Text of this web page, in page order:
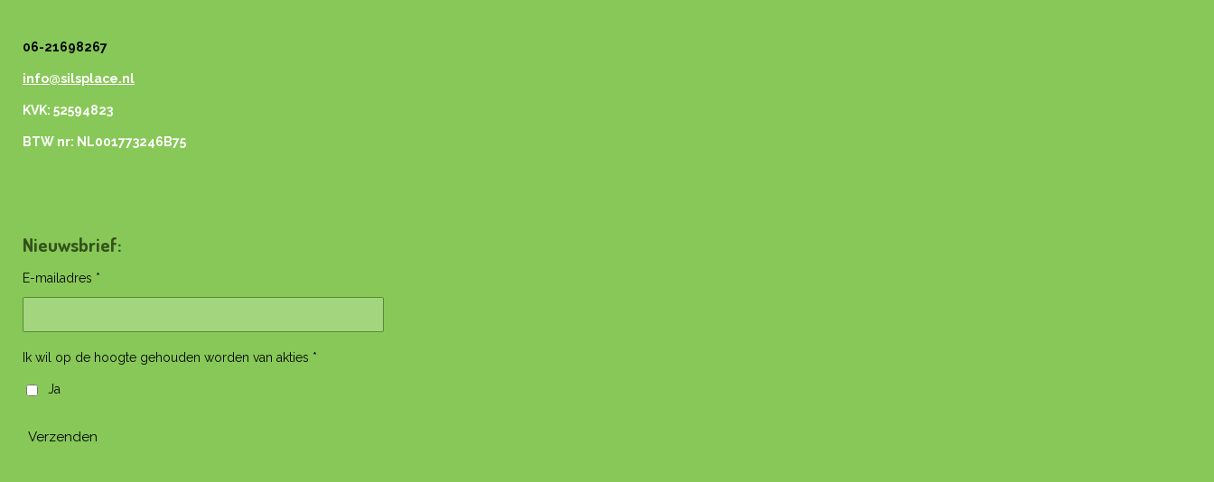
06-21698267
info@silsplace.nl
KVK: 52594823
BTW nr: NL001773246B75
Nieuwsbrief:
E-mailadres *
Ik wil op de hoogte gehouden worden van akties *
Ja
Verzenden